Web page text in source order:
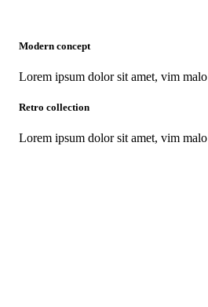
Modern concept
Lorem ipsum dolor sit amet, vim malo
Retro collection
Lorem ipsum dolor sit amet, vim malo